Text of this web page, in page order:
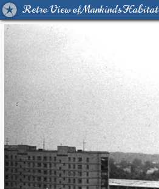
Retro View of Mankind's Habitat